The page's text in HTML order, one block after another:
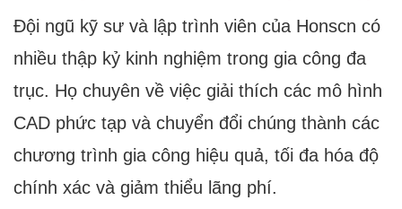
Đội ngũ kỹ sư và lập trình viên của Honscn có
nhiều thập kỷ kinh nghiệm trong gia công đa
trục. Họ chuyên về việc giải thích các mô hình
CAD phức tạp và chuyển đổi chúng thành các
chương trình gia công hiệu quả, tối đa hóa độ
chính xác và giảm thiểu lãng phí.